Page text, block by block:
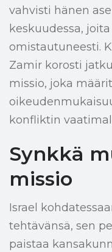
vahvisti hänen
keskuudessa,
omistautuneesti.
Zamir korosti
missio, joka
konfliktin
Synkkä
missio
Israel
tehtävänsä, sen
paistaa